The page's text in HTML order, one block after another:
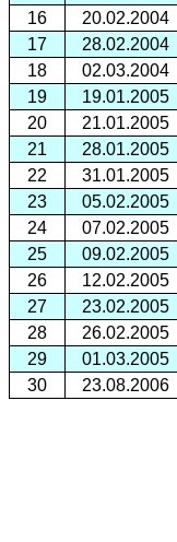
16
20.02.2004
17
28.02.2004
18
02.03.2004
19
19.01.2005
20
21.01.2005
21
28.01.2005
22
31.01.2005
23
05.02.2005
24
07.02.2005
25
09.02.2005
26
12.02.2005
27
23.02.2005
28
26.02.2005
29
01.03.2005
30
23.08.2006